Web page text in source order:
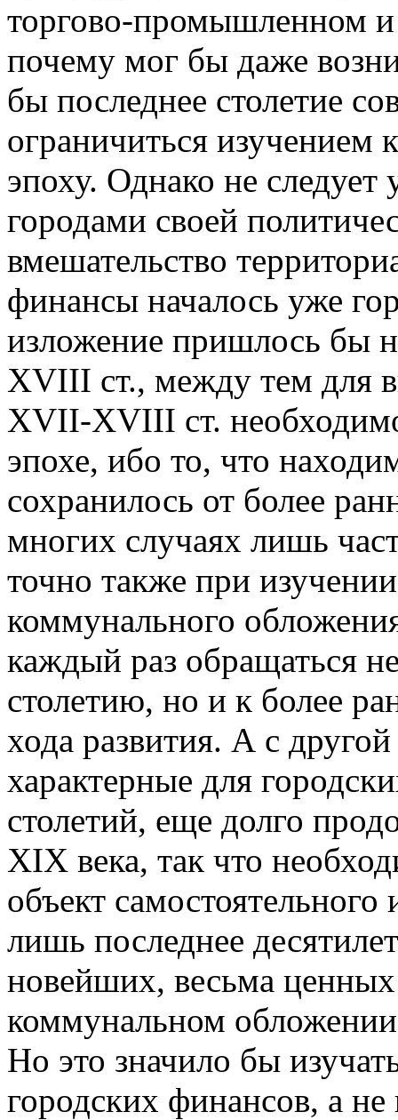
торгово-промышленном
почему мог бы даже
бы последнее столетие
ограничиться изучением
эпоху. Однако не следует
городами своей
вмешательство
финансы началось уже
изложение пришлось бы
XVIII ст., между тем для
XVII-XVIII ст.
эпохе, ибо то, что
сохранилось от более
многих случаях лишь
точно также при
коммунального
каждый раз обращаться
столетию, но и к более
хода развития. А с
характерные для
столетий, еще долго
XIX века, так что
объект
лишь последнее
новейших, весьма ценных
коммунальном
Но это значило бы
городских финансов, а не